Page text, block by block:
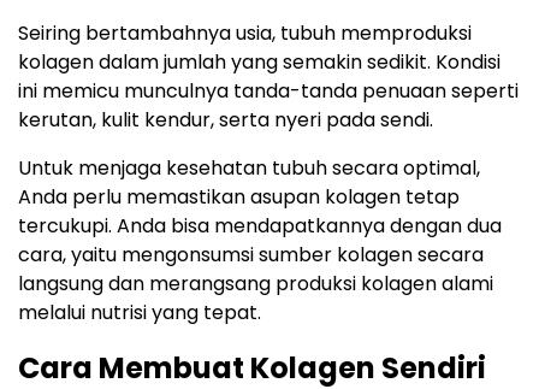
Seiring bertambahnya usia, tubuh memproduksi
kolagen dalam jumlah yang semakin sedikit. Kondisi
ini memicu munculnya tanda-tanda penuaan seperti
kerutan, kulit kendur, serta nyeri pada sendi.
Untuk menjaga kesehatan tubuh secara optimal,
Anda perlu memastikan asupan kolagen tetap
tercukupi. Anda bisa mendapatkannya dengan dua
cara, yaitu mengonsumsi sumber kolagen secara
langsung dan merangsang produksi kolagen alami
melalui nutrisi yang tepat.
Cara Membuat Kolagen Sendiri